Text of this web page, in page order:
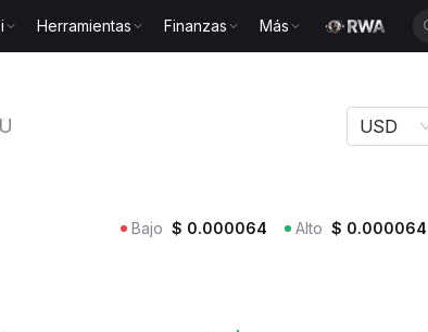
Herramientas Finanzas Más
USD
Bajo $ 0.000064 Alto $ 0.000064